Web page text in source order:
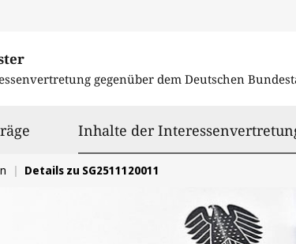
gegenüber dem Deutschen
Inhalte der
Details zu SG2511120011